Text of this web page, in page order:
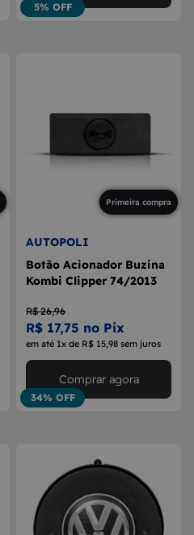
5% OFF
Primeira compra
AUTOPOLI
Botão Acionador Buzina
Kombi Clipper 74/2013
R$ 26,96
R$ 17,75 no Pix
em até 1x de R$ 15,98 sem juros
34% OFF
Comprar agora